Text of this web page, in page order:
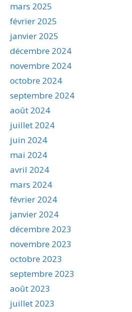
mars 2025
février 2025
janvier 2025
décembre 2024
novembre 2024
octobre 2024
septembre 2024
août 2024
juillet 2024
juin 2024
mai 2024
avril 2024
mars 2024
février 2024
janvier 2024
décembre 2023
novembre 2023
octobre 2023
septembre 2023
août 2023
juillet 2023